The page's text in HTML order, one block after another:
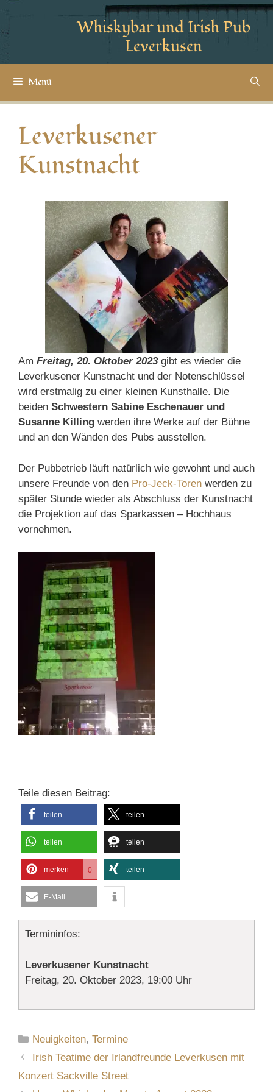
Whiskybar und Irish Pub
Leverkusen
Menü
Leverkusener
Kunstnacht
Am Freitag, 20. Oktober 2023gibt es wieder die
Leverkusener Kunstnacht und der Notenschlüssel
wird erstmalig zu einer kleinen Kunsthalle. Die
beiden Schwestern Sabine Eschenauer und
Susanne Killing werden ihre Werke auf der Bühne
und an den Wänden des Pubs ausstellen.
Der Pubbetrieb läuft natürlich wie gewohnt und auch
unsere Freunde von den Pro-Jeck-Toren werden zu
später Stunde wieder als Abschluss der Kunstnacht
die Projektion auf das Sparkassen – Hochhaus
vornehmen.
Teile diesen Beitrag:
teilen teilen
teilen teilen
merken 0 teilen
E-Mail
Termininfos:
Leverkusener Kunstnacht
Freitag, 20. Oktober 2023, 19:00 Uhr
Kategorien
Neuigkeiten,Termine
Irish Teatime der Irlandfreunde Leverkusen mit
Konzert Sackville Street